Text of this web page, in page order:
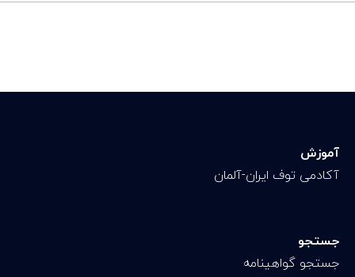
آموزش
آکادمی توف ایران-آلمان
جستجو
جستجو گواهینامه